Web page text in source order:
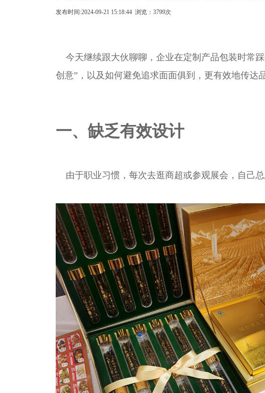
发布时间:2024-09-21 15:18:44 浏览：3799次
今天继续跟大伙聊聊，企业在定制产品包装时常
创意”，以及如何避免追求面面俱到，更有效地传达
一、缺乏有效设计
由于职业习惯，每次去逛商超或参观展会，自己